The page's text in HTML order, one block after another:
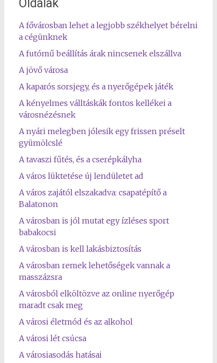
Oldalak
A fővárosban lehet a legjobb székhelyet bérelni
a cégünknek
A futómű beállítás árak nincsenek elszállva
A jövő városa
A kaparós sorsjegy, és a nyerőgépek játék
A kényelmes válltáskák fontos kellékei a
városnézésnek
A nyári melegben jólesik egy frissen préselt
gyümölcslé
A tavaszi fűtés, és a cserépkályha
A város lüktetése új lendületet ad
A város zajától elszakadva: csapatépítő a
Balatonon
A városban is jól mutat egy ízléses sport
babakocsi
A városban is kell lakásbiztosítás
A városban remek lehetőségek vannak a
masszázsra
A városból elköltözve az online nyerőgép
maradt csak meg
A városi életmód és az alkohol
A városi lét csúcsa
A városiasodás hatásai